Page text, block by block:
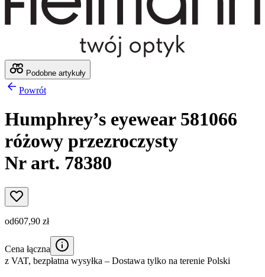
Podobne artykuły
Powrót
Humphrey’s eyewear 581066
różowy przezroczysty
Nr art. 78380
od607,90 zł
Cena łączna
z VAT, bezpłatna wysyłka – Dostawa tylko na terenie Polski